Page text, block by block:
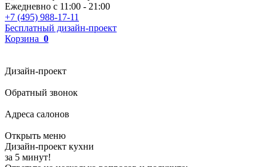
Ежедневно с 11:00 - 21:00
+7 (495) 988-17-11
Бесплатный дизайн-проект
Корзина 0
Дизайн-проект
Обратный звонок
Адреса салонов
Открыть меню
Дизайн-проект кухни
за 5 минут!